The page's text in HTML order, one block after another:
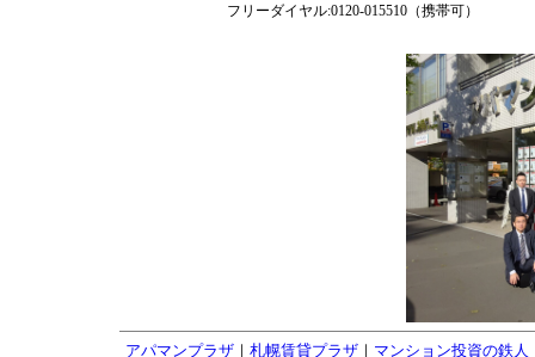
フリーダイヤル:0120-015510（携帯可）
アパマンプラザ ｜ 札幌賃貸プラザ ｜ マンション投資の鉄人